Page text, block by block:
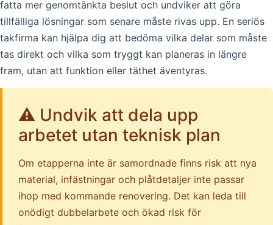
fatta mer genomtänkta beslut och undviker att göra
tillfälliga lösningar som senare måste rivas upp. En seriös
takfirma kan hjälpa dig att bedöma vilka delar som måste
tas direkt och vilka som tryggt kan planeras in längre
fram, utan att funktion eller täthet äventyras.
⚠️ Undvik att dela upp
arbetet utan teknisk plan
Om etapperna inte är samordnade finns risk att nya
material, infästningar och plåtdetaljer inte passar
ihop med kommande renovering. Det kan leda till
onödigt dubbelarbete och ökad risk för